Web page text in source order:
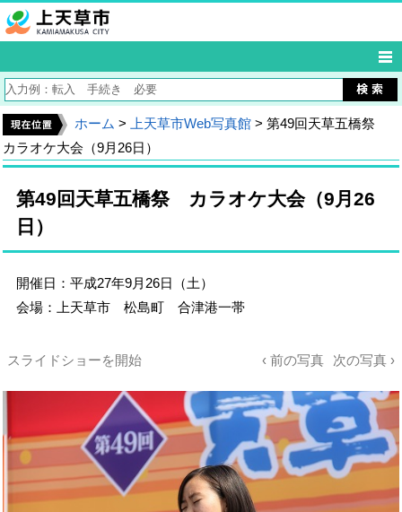
ホーム > 上天草市Web写真館 > 第49回天草五橋祭
カラオケ大会（9月26日）
第49回天草五橋祭 カラオケ大会（9月26
日）
開催日：平成27年9月26日（土）
会場：上天草市 松島町 合津港一帯
スライドショーを開始 ‹ 前の写真 次の写真 ›